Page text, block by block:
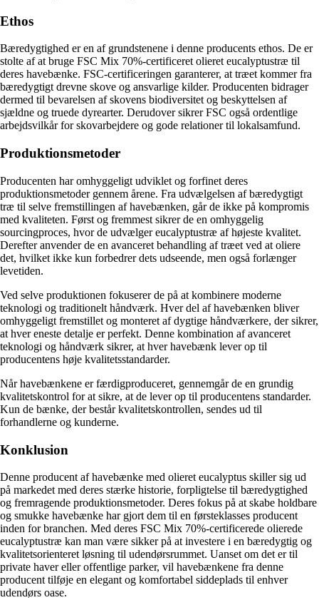
Ethos
Bæredygtighed er en af grundstenene i denne producents ethos. De er
stolte af at bruge FSC Mix 70%-certificeret olieret eucalyptustræ til
deres havebænke. FSC-certificeringen garanterer, at træet kommer fra
bæredygtigt drevne skove og ansvarlige kilder. Producenten bidrager
dermed til bevarelsen af skovens biodiversitet og beskyttelsen af
sjældne og truede dyrearter. Derudover sikrer FSC også ordentlige
arbejdsvilkår for skovarbejdere og gode relationer til lokalsamfund.
Produktionsmetoder
Producenten har omhyggeligt udviklet og forfinet deres
produktionsmetoder gennem årene. Fra udvælgelsen af bæredygtigt
træ til selve fremstillingen af havebænken, går de ikke på kompromis
med kvaliteten. Først og fremmest sikrer de en omhyggelig
sourcingproces, hvor de udvælger eucalyptustræ af højeste kvalitet.
Derefter anvender de en avanceret behandling af træet ved at oliere
det, hvilket ikke kun forbedrer dets udseende, men også forlænger
levetiden.
Ved selve produktionen fokuserer de på at kombinere moderne
teknologi og traditionelt håndværk. Hver del af havebænken bliver
omhyggeligt fremstillet og monteret af dygtige håndværkere, der sikrer,
at hver eneste detalje er perfekt. Denne kombination af avanceret
teknologi og håndværk sikrer, at hver havebænk lever op til
producentens høje kvalitetsstandarder.
Når havebænkene er færdigproduceret, gennemgår de en grundig
kvalitetskontrol for at sikre, at de lever op til producentens standarder.
Kun de bænke, der består kvalitetskontrollen, sendes ud til
forhandlerne og kunderne.
Konklusion
Denne producent af havebænke med olieret eucalyptus skiller sig ud
på markedet med deres stærke historie, forpligtelse til bæredygtighed
og fremragende produktionsmetoder. Deres fokus på at skabe holdbare
og smukke havebænke har gjort dem til en førsteklasses producent
inden for branchen. Med deres FSC Mix 70%-certificerede olierede
eucalyptustræ kan man være sikker på at investere i en bæredygtig og
kvalitetsorienteret løsning til udendørsrummet. Uanset om det er til
private haver eller offentlige parker, vil havebænkene fra denne
producent tilføje en elegant og komfortabel siddeplads til enhver
udendørs oase.